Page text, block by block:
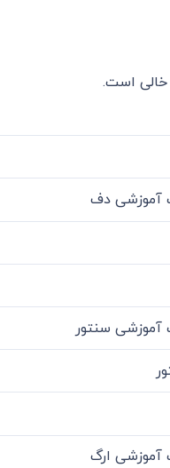
است.
آموزشی دف
سنتور
آموزشی ارگ